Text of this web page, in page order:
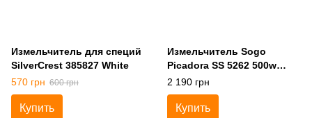
Измельчитель для специй
SilverCrest 385827 White
570 грн 600 грн
Купить
Измельчитель Sogo
Picadora SS 5262 500w
1800мл
2 190 грн
Купить